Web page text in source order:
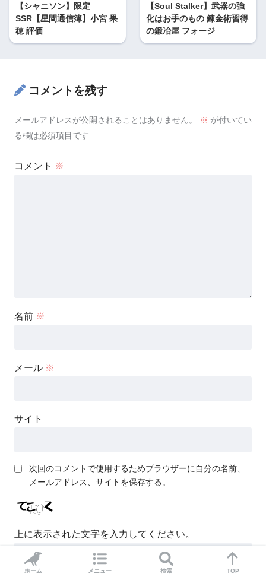
【シャニソン】限定
SSR【星間通信簿】小宮 果
穂 評価
【Soul Stalker】武器の強
化はお手のもの 錬金術習得
の鍛冶屋 フォージ
コメントを残す
メールアドレスが公開されることはありません。 ※ が付いてい
る欄は必須項目です
コメント ※
名前 ※
メール ※
サイト
次回のコメントで使用するためブラウザーに自分の名前、
メールアドレス、サイトを保存する。
上に表示された文字を入力してください。
ホーム メニュー 検索 TOP